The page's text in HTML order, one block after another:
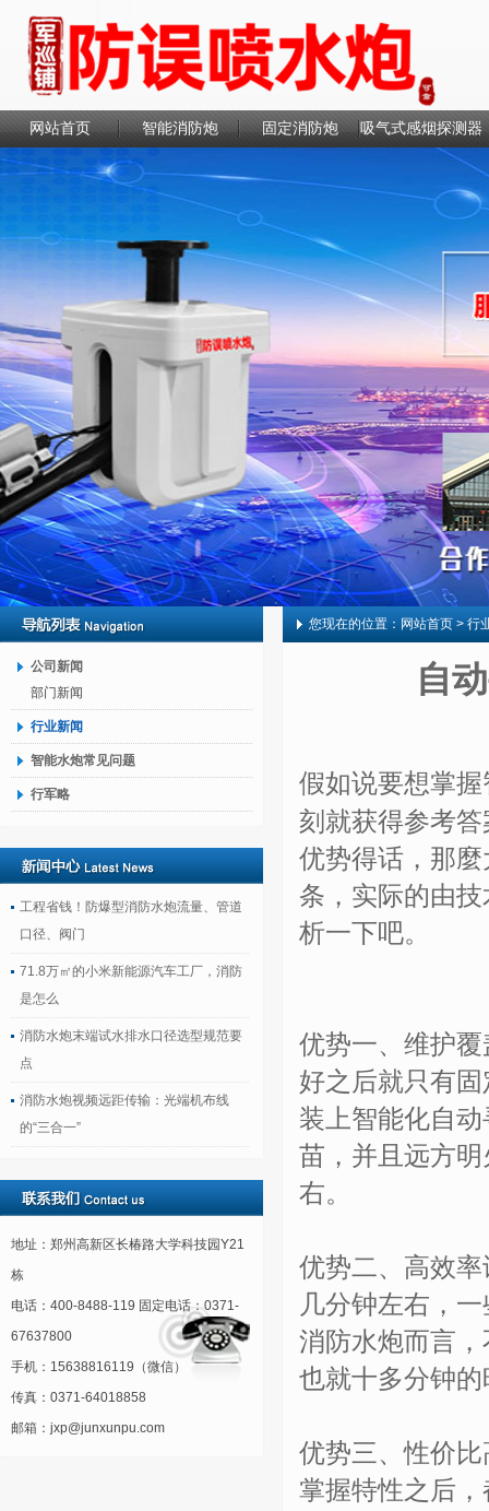
网站首页 智能消防炮 固定消防炮 吸气式感烟探测器
联系我们
公司新闻
部门新闻
行业新闻
智能水炮常见问题
行军略
工程省钱！防爆型消防水炮流量、管道
口径、阀门
71.8万㎡的小米新能源汽车工厂，消防
是怎么
消防水炮末端试水排水口径选型规范要
点
消防水炮视频远距传输：光端机布线
的“三合一”
地址：郑州高新区长椿路大学科技园Y21
栋
电话：400-8488-119 固定电话：0371-
67637800
手机：15638816119（微信）
传真：0371-64018858
邮箱：jxp@junxunpu.com
您现在的位置： 网站首页 > 行
自
假如说要想掌
刻就获得参考
优势得话，那
条，实际的由
析一下吧。
优势一、维护
好之后就只有
装上智能化自
苗，并且远方
右。
优势二、高效
几分钟左右，
消防水炮而言
也就十多分钟
优势三、性价
掌握特性之后